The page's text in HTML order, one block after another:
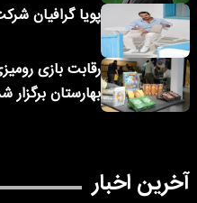
پویا گرافیان
رقابت بازی
بهارستان
آخرین اخبار